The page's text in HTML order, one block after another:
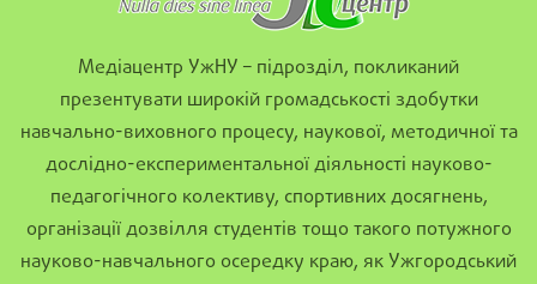
Медіацентр УжНУ – підрозділ, покликаний
презентувати широкій громадськості здобутки
навчально-виховного процесу, наукової, методичної та
дослідно-експериментальної діяльності науково-
педагогічного колективу, спортивних досягнень,
організації дозвілля студентів тощо такого потужного
науково-навчального осередку краю, як Ужгородський